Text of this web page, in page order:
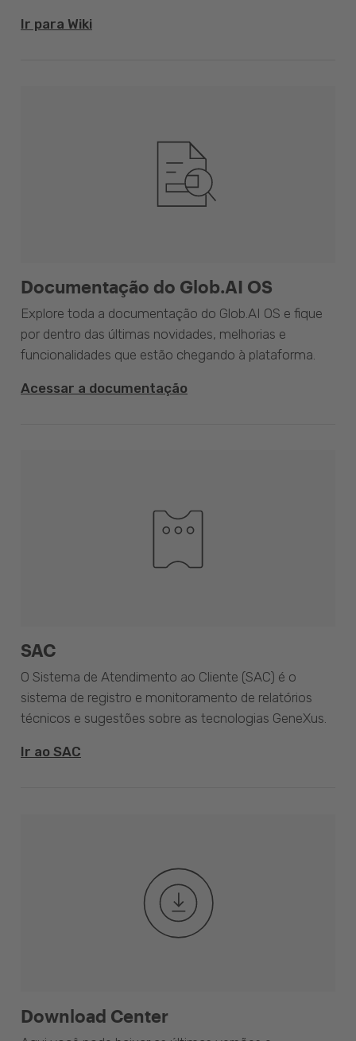
Ir para Wiki
Documentação do Glob.AI OS
Explore toda a documentação do Glob.AI OS e fique
por dentro das últimas novidades, melhorias e
funcionalidades que estão chegando à plataforma.
Acessar a documentação
SAC
O Sistema de Atendimento ao Cliente (SAC) é o
sistema de registro e monitoramento de relatórios
técnicos e sugestões sobre as tecnologias GeneXus.
Ir ao SAC
Download Center